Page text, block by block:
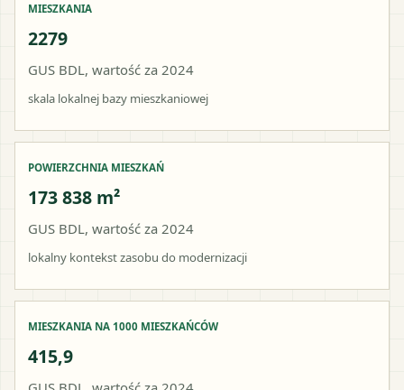
MIESZKANIA
2279
GUS BDL, wartość za 2024
skala lokalnej bazy mieszkaniowej
POWIERZCHNIA MIESZKAŃ
173 838 m²
GUS BDL, wartość za 2024
lokalny kontekst zasobu do modernizacji
MIESZKANIA NA 1000 MIESZKAŃCÓW
415,9